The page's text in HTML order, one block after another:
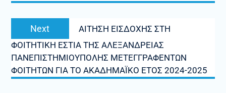
Next
post:
ΑΙΤΗΣΗ ΕΙΣΔΟΧΗΣ ΣΤΗ
ΦΟΙΤΗΤΙΚΗ ΕΣΤΙΑ ΤΗΣ ΑΛΕΞΑΝΔΡΕΙΑΣ
ΠΑΝΕΠΙΣΤΗΜΙΟΥΠΟΛΗΣ ΜΕΤΕΓΓΡΑΦΕΝΤΩΝ
ΦΟΙΤΗΤΩΝ ΓΙΑ ΤΟ ΑΚΑΔΗΜΑΪΚΟ ΕΤΟΣ 2024-2025